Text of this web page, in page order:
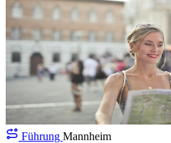
Führung Mannheim